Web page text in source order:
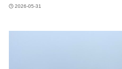
2026-05-31